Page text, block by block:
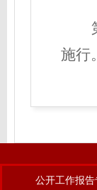
施行。
公开工作报告